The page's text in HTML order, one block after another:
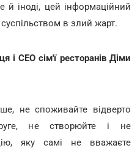
іноді, цей інформаційний
в злий жарт.
і СЕО сім'ї ресторанів Діми
не споживайте відверто
не створюйте і не
яку самі не вважаєте